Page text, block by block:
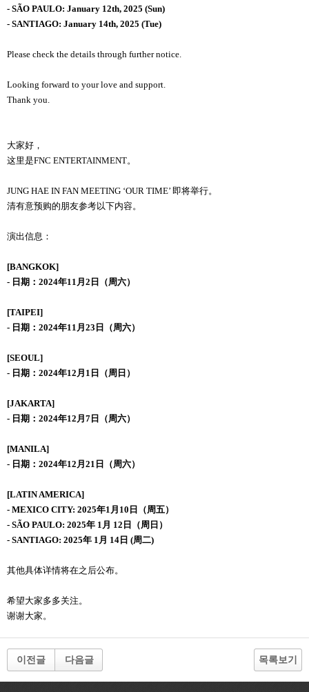
- SÃO PAULO: January 12th, 2025 (Sun)
- SANTIAGO: January 14th, 2025 (Tue)
Please check the details through further notice.
Looking forward to your love and support.
Thank you.
大家好，
这里是FNC ENTERTAINMENT。
JUNG HAE IN FAN MEETING ‘OUR TIME’ 即将举行。
清有意预购的朋友参考以下内容。
演出信息：
[BANGKOK]
- 日期：2024年11月2日（周六）
[TAIPEI]
- 日期：2024年11月23日（周六）
[SEOUL]
- 日期：2024年12月1日（周日）
[JAKARTA]
- 日期：2024年12月7日（周六）
[MANILA]
- 日期：2024年12月21日（周六）
[LATIN AMERICA]
- MEXICO CITY: 2025年1月10日（周五）
- SÃO PAULO: 2025年 1月 12日（周日）
- SANTIAGO: 2025年 1月 14日 (周二)
其他具体详情将在之后公布。
希望大家多多关注。
谢谢大家。
이전글 다음글 목록보기